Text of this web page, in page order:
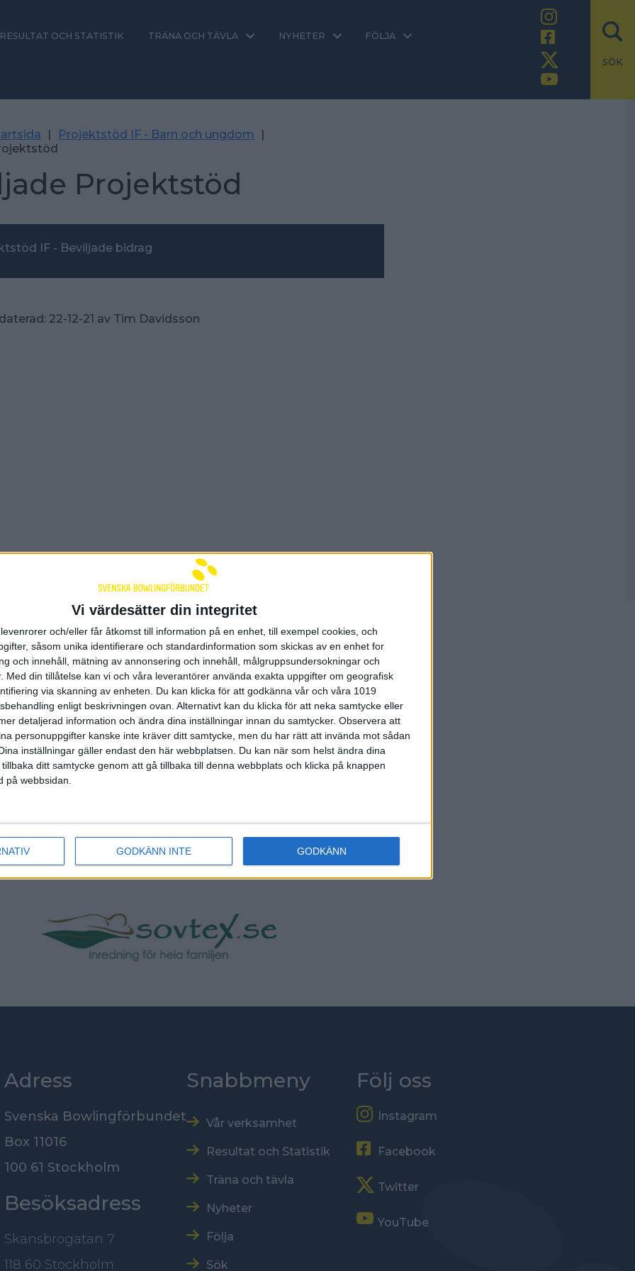
Vi värdesätter din integritet
och/eller får åtkomst till information på en enhet, till exempel cookies, och
såsom unika identifierare och standardinformation som skickas av en enhet for
och innehåll, mätning av annonsering och innehåll, målgruppsundersokningar och
Med din tillåtelse kan vi och våra leverantörer använda exakta uppgifter om geografisk
via skanning av enheten. Du kan klicka för att godkänna vår och våra 1019
enligt beskrivningen ovan. Alternativt kan du klicka för att neka samtycke eller
detaljerad information och ändra dina inställningar innan du samtycker. Observera att
personuppgifter kanske inte kräver ditt samtycke, men du har rätt att invända mot sådan
inställningar gäller endast den här webbplatsen. Du kan när som helst ändra dina
ditt samtycke genom att gå tillbaka till denna webbplats och klicka på knappen
på webbsidan.
GODKÄNN INTE GODKÄNN
RESULTAT OCH STATISTIK TRÄNA OCH TÄVLA NYHETER FÖLJA
SÖK
| Projektstöd IF - Barn och ungdom
|
Projektstöd
IF - Beviljade bidrag
22-12-21 av Tim Davidsson
och samarbetspartners
du Svenska Bowlingförbundets medlemsrabatt på Strawberry
Adress
Svenska Bowlingförbundet
Box 11016
100 61 Stockholm
Besöksadress
Skansbrogatan 7
118 60 Stockholm
Snabbmeny
Vår verksamhet
Resultat och Statistik
Träna och tävla
Nyheter
Följa
Sök
Följ oss
Instagram
Facebook
Twitter
YouTube